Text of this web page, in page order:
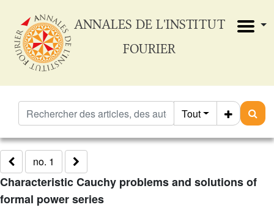
ANNALES DE L'INSTITUT
FOURIER
Tout
no. 1
Characteristic Cauchy problems and solutions of
formal power series